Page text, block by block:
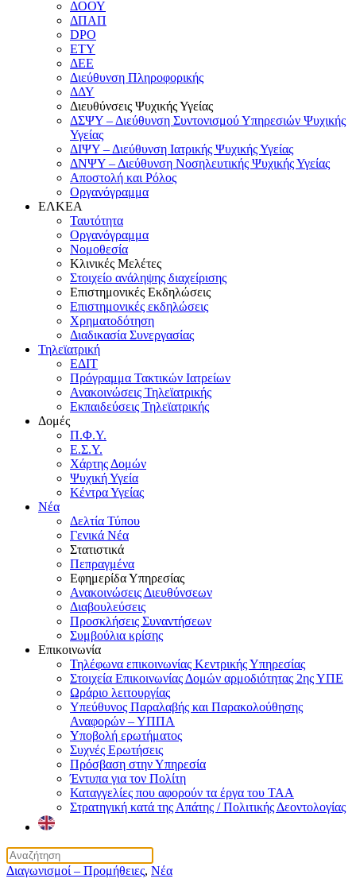
ΔΟΟΥ
ΔΠΑΠ
DPO
ΕΤΥ
ΔΕΕ
Διεύθυνση Πληροφορικής
ΔΔΥ
Διευθύνσεις Ψυχικής Υγείας
ΔΣΨΥ – Διεύθυνση Συντονισμού Υπηρεσιών Ψυχικής
Υγείας
ΔΙΨΥ – Διεύθυνση Ιατρικής Ψυχικής Υγείας
ΔΝΨΥ – Διεύθυνση Νοσηλευτικής Ψυχικής Υγείας
Αποστολή και Ρόλος
Οργανόγραμμα
ΕΛΚΕΑ
Ταυτότητα
Οργανόγραμμα
Νομοθεσία
Κλινικές Μελέτες
Στοιχείο ανάληψης διαχείρισης
Επιστημονικές Εκδηλώσεις
Επιστημονικές εκδηλώσεις
Χρηματοδότηση
Διαδικασία Συνεργασίας
Τηλεϊατρική
ΕΔΙΤ
Πρόγραμμα Τακτικών Ιατρείων
Ανακοινώσεις Τηλεϊατρικής
Εκπαιδεύσεις Τηλεϊατρικής
Δομές
Π.Φ.Υ.
Ε.Σ.Υ.
Χάρτης Δομών
Ψυχική Υγεία
Κέντρα Υγείας
Νέα
Δελτία Τύπου
Γενικά Νέα
Στατιστικά
Πεπραγμένα
Εφημερίδα Υπηρεσίας
Ανακοινώσεις Διευθύνσεων
Διαβουλεύσεις
Προσκλήσεις Συναντήσεων
Συμβούλια κρίσης
Επικοινωνία
Τηλέφωνα επικοινωνίας Κεντρικής Υπηρεσίας
Στοιχεία Επικοινωνίας Δομών αρμοδιότητας 2ης ΥΠΕ
Ωράριο λειτουργίας
Υπεύθυνος Παραλαβής και Παρακολούθησης
Αναφορών – ΥΠΠΑ
Υποβολή ερωτήματος
Συχνές Ερωτήσεις
Πρόσβαση στην Υπηρεσία
Έντυπα για τον Πολίτη
Καταγγελίες που αφορούν τα έργα του ΤΑΑ
Στρατηγική κατά της Απάτης / Πολιτικής Δεοντολογίας
Διαγωνισμοί – Προμήθειες, Νέα